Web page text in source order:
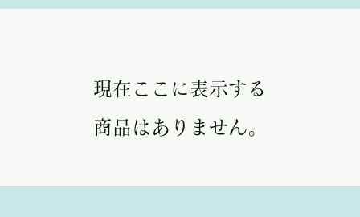
現在ここに表示する
商品はありません。